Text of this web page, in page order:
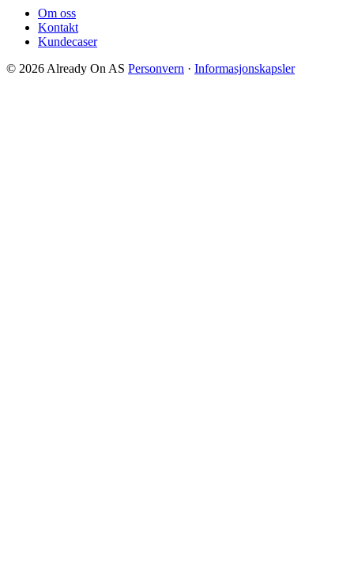
Om oss
Kontakt
Kundecaser
© 2026 Already On AS Personvern · Informasjonskapsler